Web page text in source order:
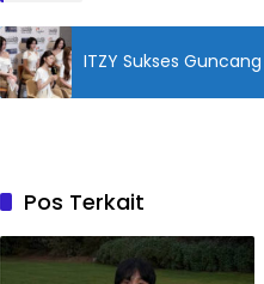
ITZY Sukses Guncang
Pos Terkait